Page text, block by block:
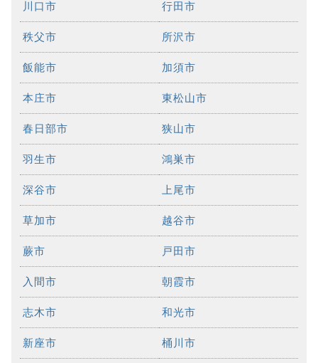
川口市 行田市
秩父市 所沢市
飯能市 加須市
本庄市 東松山市
春日部市 狭山市
羽生市 鴻巣市
深谷市 上尾市
草加市 越谷市
蕨市 戸田市
入間市 朝霞市
志木市 和光市
新座市 桶川市